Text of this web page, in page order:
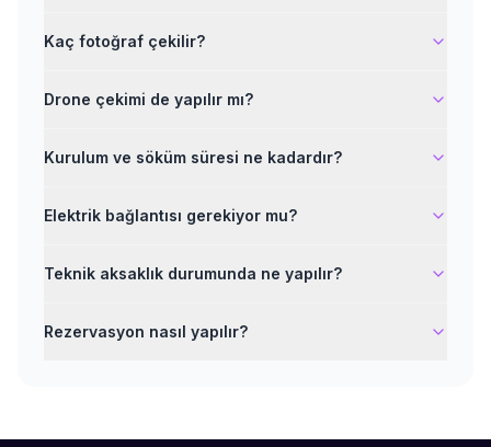
Kaç fotoğraf çekilir?
Drone çekimi de yapılır mı?
Kurulum ve söküm süresi ne kadardır?
Elektrik bağlantısı gerekiyor mu?
Teknik aksaklık durumunda ne yapılır?
Rezervasyon nasıl yapılır?